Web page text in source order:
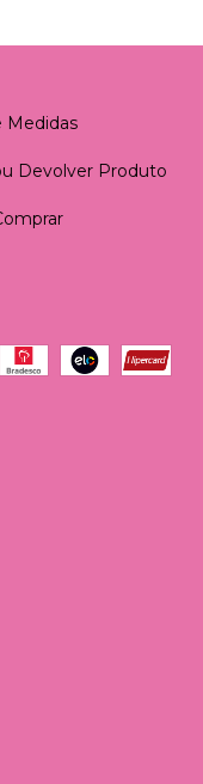
Medidas
Devolver Produto